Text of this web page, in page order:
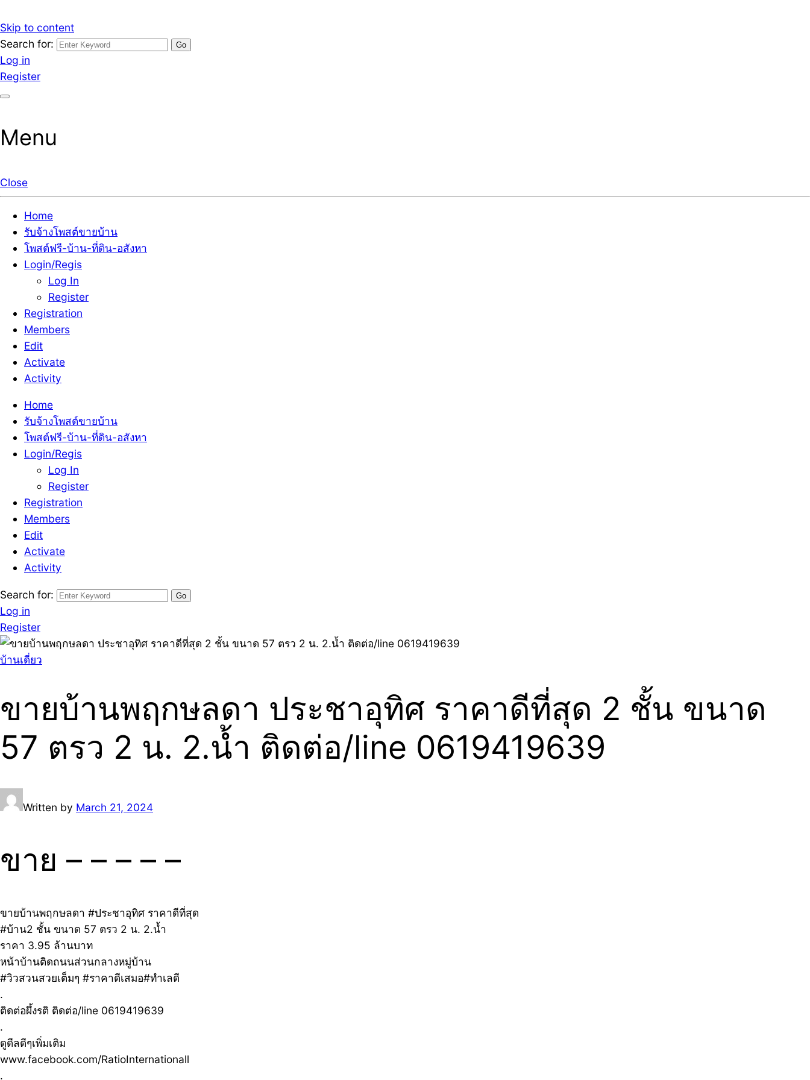
Skip to content
รับจ้างโพสต์ขายบ้านราคาถูก รับโพสต์ลงเว็บขายบ้าน ที่ดิน อสังหา โพสต์คุณภาพ ราคาคุ้มค่า แตกต่างกว่า
เว็บไซต์ รับจ้างโพสต์ขายบ้านราคาถูก อสังหา ทีดิน โพสต์ลงเว็บขายบ้าน รับโพสต์ที่ดิน อสังหา เน้นผลงาน รับรองคุณภาพ ติดกูเกิ้ลหน้าแรกทุกโพสต์ได้จริง ที่เดียวในไทย
Search for:
Log in
Register
Menu
Close
Home
รับจ้างโพสต์ขายบ้าน
โพสต์ฟรี-บ้าน-ที่ดิน-อสังหา
Login/Regis
Log In
Register
Registration
Members
Edit
Activate
Activity
Home
รับจ้างโพสต์ขายบ้าน
โพสต์ฟรี-บ้าน-ที่ดิน-อสังหา
Login/Regis
Log In
Register
Registration
Members
Edit
Activate
Activity
Search for:
Log in
Register
บ้านเดี่ยว
ขายบ้านพฤกษลดา ประชาอุทิศ ราคาดีที่สุด 2 ชั้น ขนาด
57 ตรว 2 น. 2.น้ำ ติดต่อ/line 0619419639
Written by March 21, 2024
ขาย – – – – –
ขายบ้านพฤกษลดา #ประชาอุทิศ ราคาดีที่สุด
#บ้าน2 ชั้น ขนาด 57 ตรว 2 น. 2.น้ำ
ราคา 3.95 ล้านบาท
หน้าบ้านติดถนนส่วนกลางหมู่บ้าน
#วิวสวนสวยเต็มๆ #ราคาดีเสมอ#ทำเลดี
.
ติดต่อผึ้งรติ ติดต่อ/line 0619419639
.
ดูดีลดีๆเพิ่มเติม
www.facebook.com/RatioInternationall
.